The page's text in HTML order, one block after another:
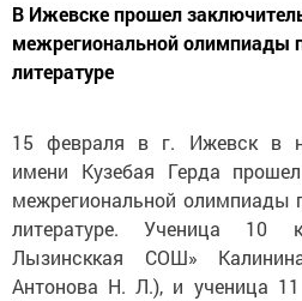
В Ижевске прошел
межрегиональной олимпиады
литературе
15 февраля в г. Ижевск в
имени Кузебая Герда
межрегиональной олимпиады
литературе. Ученица 10
Лызинсккая СОШ»
Антонова Н. Л.), и ученица